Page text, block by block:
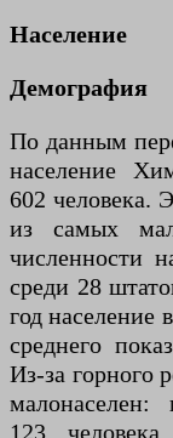
Население
Демография
По данным
население
602 человека.
из самых
численности
среди 28
год население
среднего
Из-за горного
малонаселен:
123